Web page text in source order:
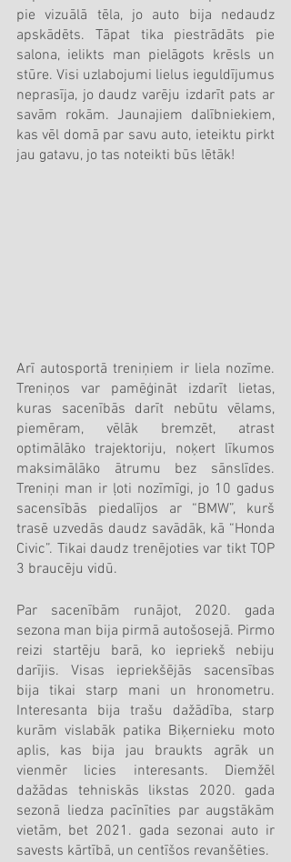
pie vizuālā tēla, jo auto bija nedaudz
apskādēts. Tāpat tika piestrādāts pie
salona, ielikts man pielāgots krēsls un
stūre. Visi uzlabojumi lielus ieguldījumus
neprasīja, jo daudz varēju izdarīt pats ar
savām rokām. Jaunajiem dalībniekiem,
kas vēl domā par savu auto, ieteiktu pirkt
jau gatavu, jo tas noteikti būs lētāk!
Arī autosportā treniņiem ir liela nozīme.
Treniņos var pamēģināt izdarīt lietas,
kuras sacenībās darīt nebūtu vēlams,
piemēram, vēlāk bremzēt, atrast
optimālāko trajektoriju, noķert līkumos
maksimālāko ātrumu bez sānslīdes.
Treniņi man ir ļoti nozīmīgi, jo 10 gadus
sacensībās piedalījos ar “BMW”, kurš
trasē uzvedās daudz savādāk, kā “Honda
Civic”. Tikai daudz trenējoties var tikt TOP
3 braucēju vidū.
Par sacenībām runājot, 2020. gada
sezona man bija pirmā autošosejā. Pirmo
reizi startēju barā, ko iepriekš nebiju
darījis. Visas iepriekšējās sacensības
bija tikai starp mani un hronometru.
Interesanta bija trašu dažādība, starp
kurām vislabāk patika Biķernieku moto
aplis, kas bija jau braukts agrāk un
vienmēr licies interesants. Diemžēl
dažādas tehniskās likstas 2020. gada
sezonā liedza pacīnīties par augstākām
vietām, bet 2021. gada sezonai auto ir
savests kārtībā, un centīšos revanšēties.